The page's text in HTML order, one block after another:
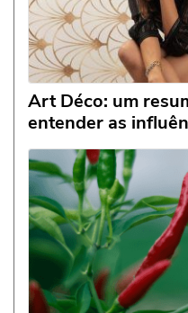
Art Déco: um
entender as